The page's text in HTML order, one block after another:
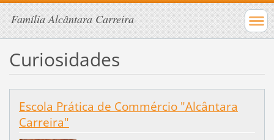
Família Alcântara Carreira
Curiosidades
Escola Prática de Commércio "Alcântara
Carreira"